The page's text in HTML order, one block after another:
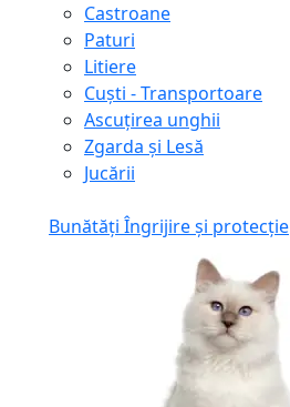
Castroane
Paturi
Litiere
Сuști - Transportoare
Ascuţirea unghii
Zgarda și Lesă
Jucării
Bunătăți Îngrijire și protecție